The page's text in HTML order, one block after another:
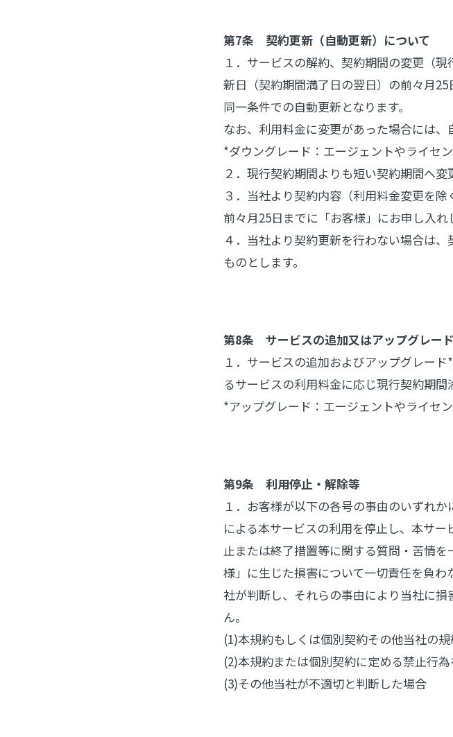
第7条 契約更新（自動更新）について
１．サービスの解約、契約期間の変更（
新日（契約期間満了日の翌日）の前々月25
同一条件での自動更新となります。
なお、利用料金に変更があった場合には、
*ダウングレード：エージェントやライセ
２．現行契約期間よりも短い契約期間へ変
３．当社より契約内容（利用料金変更を
前々月25日までに「お客様」にお申し入れ
４．当社より契約更新を行わない場合は
ものとします。
第8条 サービスの追加又はアップグレー
１．サービスの追加およびアップグレー
るサービスの利用料金に応じ現行契約期間
*アップグレード：エージェントやライセ
第9条 利用停止・解除等
１．お客様が以下の各号の事由のいずれ
による本サービスの利用を停止し、本サ
止または終了措置等に関する質問・苦情
様」に生じた損害について一切責任を負
社が判断し、それらの事由により当社に
ん。
(1)本規約もしくは個別契約その他当社の
(2)本規約または個別契約に定める禁止行
(3)その他当社が不適切と判断した場合